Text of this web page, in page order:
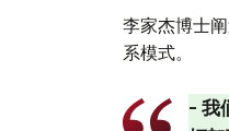
李家杰博士
系模式。
- 我